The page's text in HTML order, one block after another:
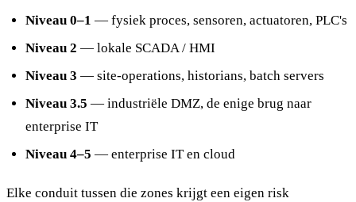
Niveau 0–1 — fysiek proces, sensoren, actuatoren, PLC's
Niveau 2 — lokale SCADA / HMI
Niveau 3 — site-operations, historians, batch servers
Niveau 3.5 — industriële DMZ, de enige brug naar
enterprise IT
Niveau 4–5 — enterprise IT en cloud
Elke conduit tussen die zones krijgt een eigen risk